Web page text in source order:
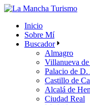
Skip
content
Inicio
Sobre Mí
Buscador
Almagro
Villanueva
Palacio de
Castillo de
Alcalá de
Ciudad Real